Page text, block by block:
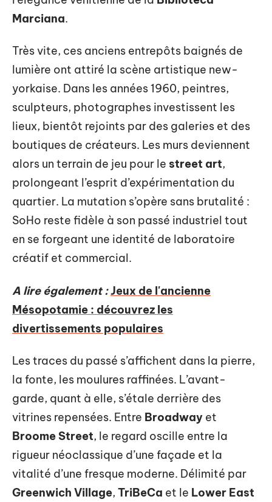
Marciana.
Très vite, ces anciens entrepôts baignés de
lumière ont attiré la scène artistique new-
yorkaise. Dans les années 1960, peintres,
sculpteurs, photographes investissent les
lieux, bientôt rejoints par des galeries et des
boutiques de créateurs. Les murs deviennent
alors un terrain de jeu pour le street art,
prolongeant l’esprit d’expérimentation du
quartier. La mutation s’opère sans brutalité :
SoHo reste fidèle à son passé industriel tout
en se forgeant une identité de laboratoire
créatif et commercial.
A lire également :Jeux de l'ancienne
Mésopotamie : découvrez les
divertissements populaires
Les traces du passé s’affichent dans la pierre,
la fonte, les moulures raffinées. L’avant-
garde, quant à elle, s’étale derrière des
vitrines repensées. Entre Broadway et
Broome Street, le regard oscille entre la
rigueur néoclassique d’une façade et la
vitalité d’une fresque moderne. Délimité par
Greenwich Village, TriBeCa et le Lower East